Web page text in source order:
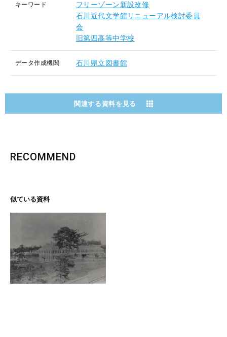
キーワード
フリーゾーン新設改修
石川近代文学館リニューアル検討委員
会
旧第四高等中学校
データ作成機関 石川県立図書館
関連する資料を見る
RECOMMEND
似ている資料